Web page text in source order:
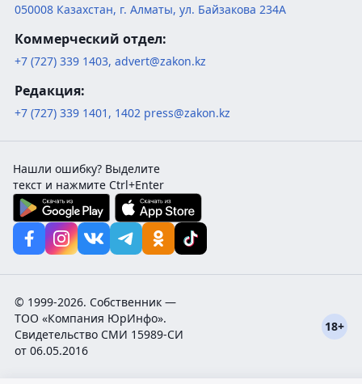
050008 Казахстан, г. Алматы, ул. Байзакова 234А
Коммерческий отдел:
+7 (727) 339 1403, advert@zakon.kz
Редакция:
+7 (727) 339 1401 , 1402 press@zakon.kz
Нашли ошибку? Выделите
текст и нажмите Ctrl+Enter
© 1999-2026. Собственник —
ТОО «Компания ЮрИнфо».
Cвидетельство СМИ 15989-СИ
от 06.05.2016
18+